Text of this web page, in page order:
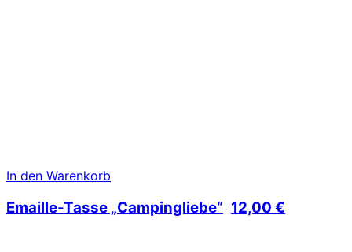
In den Warenkorb
Emaille-Tasse „Campingliebe“ 12,00 €